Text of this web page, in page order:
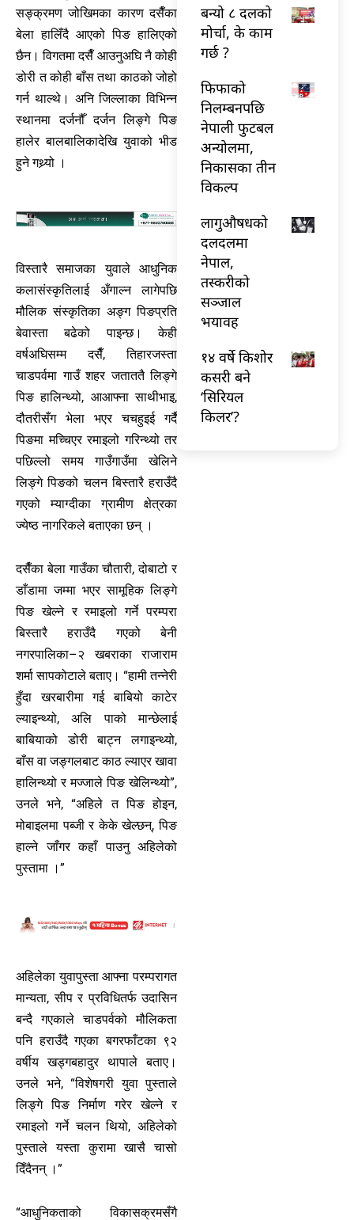
सङ्क्रमण जोखिमका कारण दसैँका
बेला हालिँदै आएको पिङ हालिएको
छैन। विगतमा दसैँ आउनुअघि नै कोही
डोरी त कोही बाँस तथा काठको जोहो
गर्न थाल्थे। अनि जिल्लाका विभिन्न
स्थानमा दर्जनौँ दर्जन लिङ्गे पिङ
हालेर बालबालिकादेखि युवाको भीड
हुने गथ्र्यो ।
विस्तारै समाजका युवाले आधुनिक
कलासंस्कृतिलाई अँगाल्न लागेपछि
मौलिक संस्कृतिका अङ्ग पिङप्रति
बेवास्ता बढेको पाइन्छ। केही
वर्षअघिसम्म दसैँ, तिहारजस्ता
चाडपर्वमा गाउँ शहर जताततै लिङ्गे
पिङ हालिन्थ्यो, आआफ्ना साथीभाइ,
दौतरीसँग भेला भएर चचहुइई गर्दै
पिङमा मच्चिएर रमाइलो गरिन्थ्यो तर
पछिल्लो समय गाउँगाउँमा खेलिने
लिङ्गे पिङको चलन बिस्तारै हराउँदै
गएको म्याग्दीका ग्रामीण क्षेत्रका
ज्येष्ठ नागरिकले बताएका छन् ।
दसैँका बेला गाउँका चौतारी, दोबाटो र
डाँडामा जम्मा भएर सामूहिक लिङ्गे
पिङ खेल्ने र रमाइलो गर्ने परम्परा
बिस्तारै हराउँदै गएको बेनी
नगरपालिका–२ खबराका राजाराम
शर्मा सापकोटाले बताए। “हामी तन्नेरी
हुँदा खरबारीमा गई बाबियो काटेर
ल्याइन्थ्यो, अलि पाको मान्छेलाई
बाबियाको डोरी बाट्न लगाइन्थ्यो,
बाँस वा जङ्गलबाट काठ ल्याएर खावा
हालिन्थ्यो र मज्जाले पिङ खेलिन्थ्यो”,
उनले भने, “अहिले त पिङ होइन,
मोबाइलमा पब्जी र केके खेल्छन्, पिङ
हाल्ने जाँगर कहाँ पाउनु अहिलेको
पुस्तामा ।”
अहिलेका युवापुस्ता आफ्ना परम्परागत
मान्यता, सीप र प्रविधितर्फ उदासिन
बन्दै गएकाले चाडपर्वको मौलिकता
पनि हराउँदै गएका बगरफाँटका ९२
वर्षीय खड्गबहादुर थापाले बताए।
उनले भने, “विशेषगरी युवा पुस्ताले
लिङ्गे पिङ निर्माण गरेर खेल्ने र
रमाइलो गर्ने चलन थियो, अहिलेको
पुस्ताले यस्ता कुरामा खासै चासो
दिँदैनन् ।”
“आधुनिकताको विकासक्रमसँगै
बन्यो ८ दलको
मोर्चा, के काम
गर्छ ?
फिफाको
निलम्बनपछि
नेपाली फुटबल
अन्योलमा,
निकासका तीन
विकल्प
लागुऔषधको
दलदलमा
नेपाल,
तस्करीको
सञ्जाल
भयावह
१४ वर्षे किशोर
कसरी बने
‘सिरियल
किलर’?